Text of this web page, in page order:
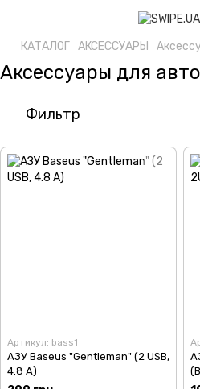
КАТАЛОГ АКСЕССУАРЫ
Аксессуары для
Фильтр
Артикул: bass1
АЗУ Baseus "Gentleman" (2 USB,
4.8 A)